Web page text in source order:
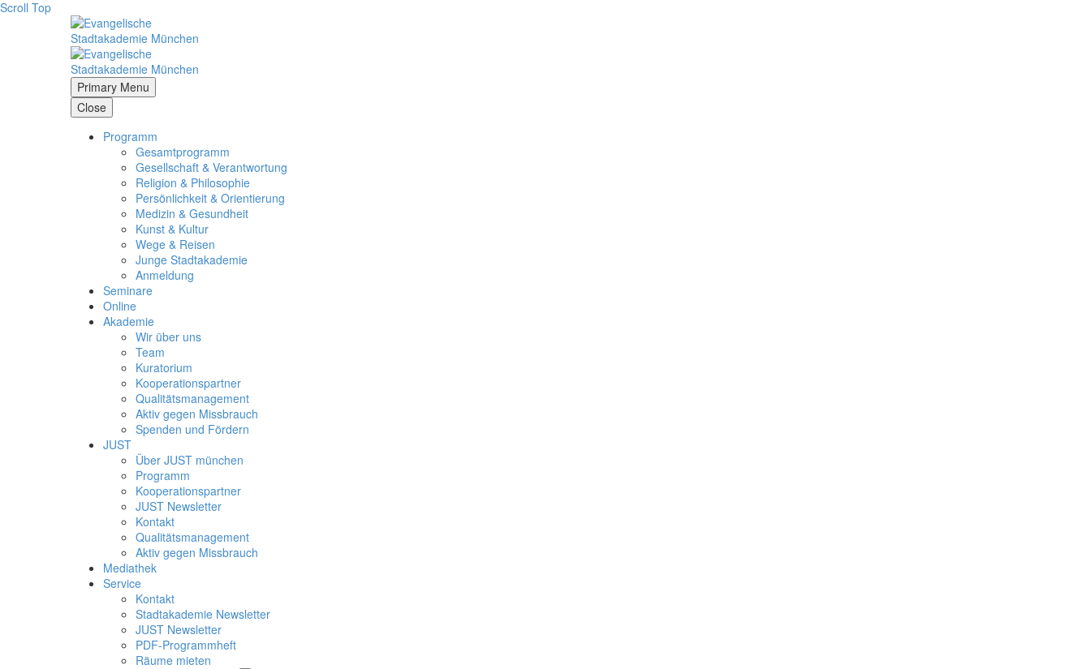
Scroll Top
Primary Menu
Close
Programm
Gesamtprogramm
Gesellschaft & Verantwortung
Religion & Philosophie
Persönlichkeit & Orientierung
Medizin & Gesundheit
Kunst & Kultur
Wege & Reisen
Junge Stadtakademie
Anmeldung
Seminare
Online
Akademie
Wir über uns
Team
Kuratorium
Kooperationspartner
Qualitätsmanagement
Aktiv gegen Missbrauch
Spenden und Fördern
JUST
Über JUST münchen
Programm
Kooperationspartner
JUST Newsletter
Kontakt
Qualitätsmanagement
Aktiv gegen Missbrauch
Mediathek
Service
Kontakt
Stadtakademie Newsletter
JUST Newsletter
PDF-Programmheft
Räume mieten